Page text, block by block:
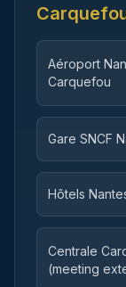
Aéroport
Carquefou
Gare SNCF
Hôtels
Centrale
(meeting